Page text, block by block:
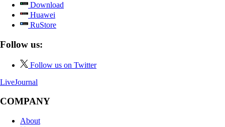
Download
Huawei
RuStore
Follow us:
Follow us on Twitter
LiveJournal
COMPANY
About